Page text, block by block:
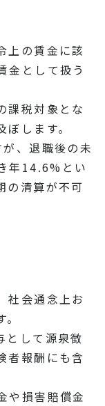
上の賃金に該
金として扱う
課税対象とな
します。
、退職後の未
年14.6%とい
の清算が不可
社会通念上お
として源泉徴
者報酬にも含
や損害賠償金